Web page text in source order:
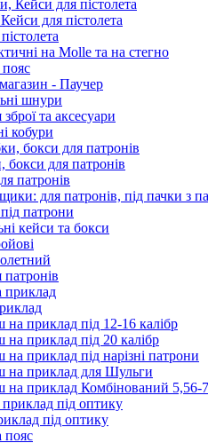
для пістолета
на Molle та на стегно
- Паучер
шнури
та аксесуари
кобури
для патронів
патронів
для патронів, під пачки з
патрони
кейси та бокси
на приклад під 12-16 калібр
на приклад під 20 калібр
приклад під нарізні патрони
на приклад для Шульги
на приклад Комбінований 5,56-
під оптику